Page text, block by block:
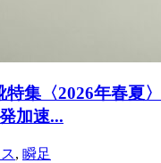
特集〈2026年春夏
加速...
, 瞬足